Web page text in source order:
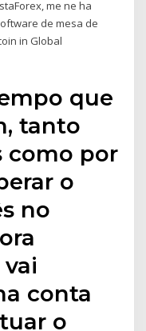
me ne ha
de mesa de
in Global
que
tanto
como por
o
no
conta
o